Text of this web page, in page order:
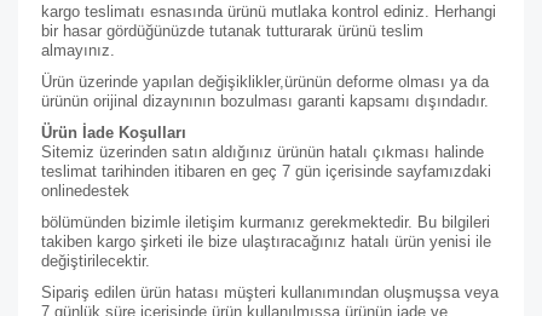
kargo teslimatı esnasında ürünü mutlaka kontrol ediniz. Herhangi
bir hasar gördüğünüzde tutanak tutturarak ürünü teslim
almayınız.
Ürün üzerinde yapılan değişiklikler,ürünün deforme olması ya da
ürünün orijinal dizaynının bozulması garanti kapsamı dışındadır.
Ürün İade Koşulları
Sitemiz üzerinden satın aldığınız ürünün hatalı çıkması halinde
teslimat tarihinden itibaren en geç 7 gün içerisinde sayfamızdaki
onlinedestek
bölümünden bizimle iletişim kurmanız gerekmektedir. Bu bilgileri
takiben kargo şirketi ile bize ulaştıracağınız hatalı ürün yenisi ile
değiştirilecektir.
Sipariş edilen ürün hatası müşteri kullanımından oluşmuşsa veya
7 günlük süre içerisinde ürün kullanılmışsa ürünün iade ve